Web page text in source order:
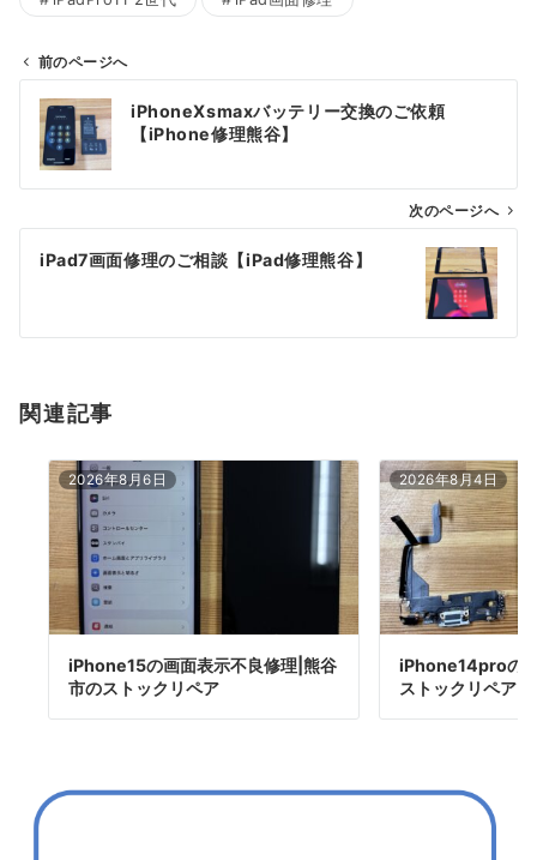
ン
前のページへ
iPhoneXsmaxバッテリー交換のご依頼
【iPhone修理熊谷】
次のページへ
iPad7画面修理のご相談【iPad修理熊谷】
関連記事
2026年8月6日
iPhone15の画面表示不良修理|熊谷
市のストックリペア
2026年8月4日
iPhone14proの
ストックリペア